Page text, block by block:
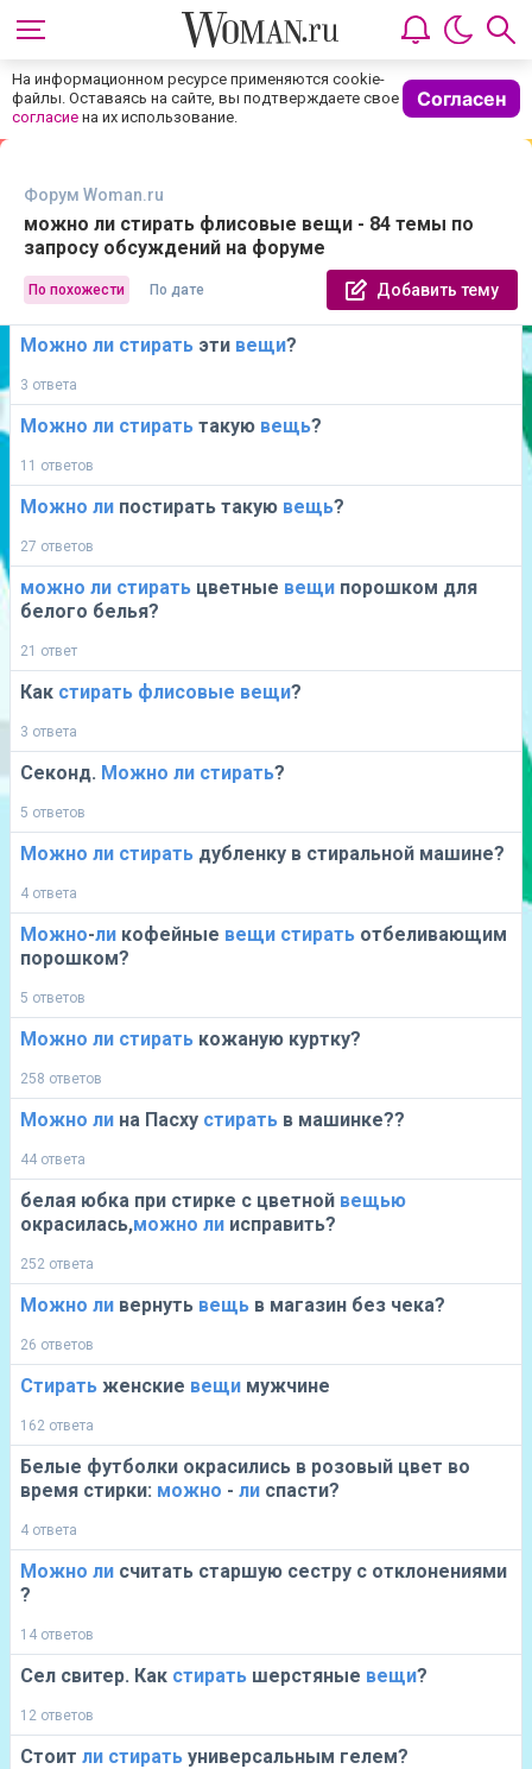
На информационном ресурсе применяются cookie-
файлы. Оставаясь на сайте, вы подтверждаете свое
согласие на их использование.
Согласен
Форум Woman.ru
можно ли стирать флисовые вещи - 84 темы по
запросу обсуждений на форуме
По похожести По дате Добавить тему
Можно ли стирать эти вещи?
3 ответа
Можно ли стирать такую вещь?
11 ответов
Можно ли постирать такую вещь?
27 ответов
можно ли стирать цветные вещи порошком для
белого белья?
21 ответ
Как стирать флисовые вещи?
3 ответа
Секонд. Можно ли стирать?
5 ответов
Можно ли стирать дубленку в стиральной машине?
4 ответа
Можно-ли кофейные вещи стирать отбеливающим
порошком?
5 ответов
Можно ли стирать кожаную куртку?
258 ответов
Можно ли на Пасху стирать в машинке??
44 ответа
белая юбка при стирке с цветной вещью
окрасилась,можно ли исправить?
252 ответа
Можно ли вернуть вещь в магазин без чека?
26 ответов
Стирать женские вещи мужчине
162 ответа
Белые футболки окрасились в розовый цвет во
время стирки: можно - ли спасти?
4 ответа
Можно ли считать старшую сестру с отклонениями
?
14 ответов
Сел свитер. Как стирать шерстяные вещи?
12 ответов
Стоит ли стирать универсальным гелем?